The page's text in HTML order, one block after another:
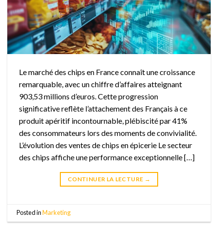
Le marché des chips en France connaît une croissance
remarquable, avec un chiffre d’affaires atteignant
903,53 millions d’euros. Cette progression
significative reflète l’attachement des Français à ce
produit apéritif incontournable, plébiscité par 41%
des consommateurs lors des moments de convivialité.
L’évolution des ventes de chips en épicerie Le secteur
des chips affiche une performance exceptionnelle […]
CONTINUER LA LECTURE →
Posted inMarketing